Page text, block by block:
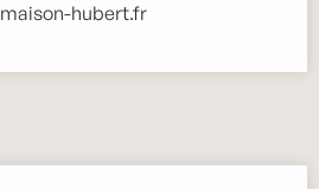
maison-hubert.fr